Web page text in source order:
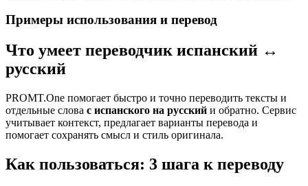
Примеры использования и перевод
Что умеет переводчик испанский ↔
русский
PROMT.One помогает быстро и точно переводить тексты и
отдельные слова с испанского на русский и обратно. Сервис
учитывает контекст, предлагает варианты перевода и
помогает сохранять смысл и стиль оригинала.
Как пользоваться: 3 шага к переводу